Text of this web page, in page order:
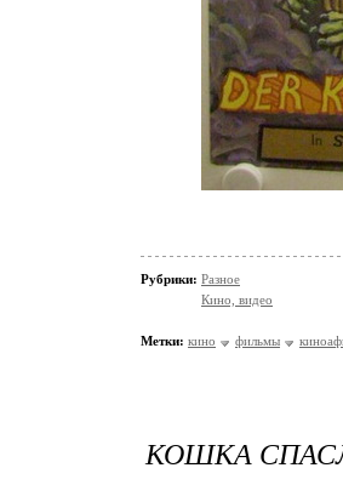
Рубрики: Разное
Кино, видео
Метки: кино фильмы
КОШКА